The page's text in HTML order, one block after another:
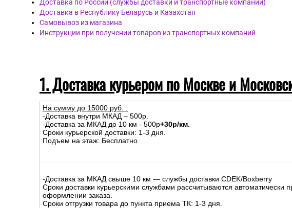
Доставка по России (службы доставки и транспортные компании)
Доставка в Республику Беларусь и Казахстан
Самовывоз из магазина
Инструкции при получении товаров из транспортных компаний
1. Доставка курьером по Москве и
На сумму до 15000 руб. :
-Доставка внутри МКАД – 500р.
-Доставка за МКАД до 10 км - 500р+30р/км.
Сроки курьерской доставки: 1-3 дня.
Подъем на этаж: Бесплатно
-Доставка за МКАД свыше 10 км — службы доставки CDEK/Boxberry
Сроки доставки курьерскими службами рассчитываются автоматически
оформлении заказа.
Сроки отгрузки товара до пункта приема ТК: 1-3 дня.